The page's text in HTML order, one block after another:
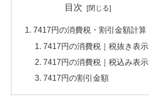
目次
7417円の消費税・割引金額計算
7417円の消費税｜税抜き表示
7417円の消費税｜税込み表示
7417円の割引金額